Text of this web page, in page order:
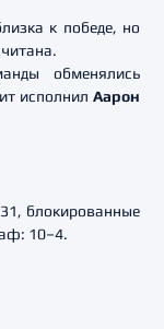
к победе, но
обменялись
исполнил Аарон
блокированные
10–4.